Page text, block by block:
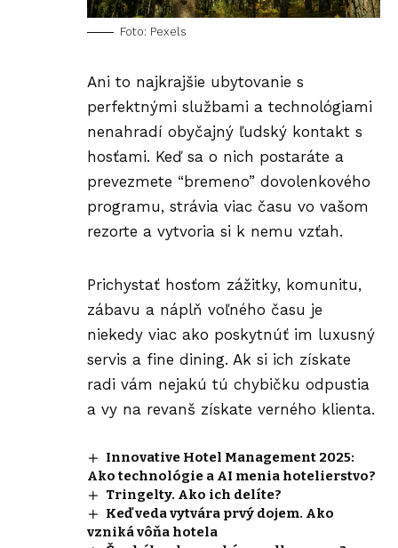
Foto: Pexels
Ani to najkrajšie ubytovanie s
perfektnými službami a technológiami
nenahradí obyčajný ľudský kontakt s
hosťami. Keď sa o nich postaráte a
prevezmete “bremeno” dovolenkového
programu, strávia viac času vo vašom
rezorte a vytvoria si k nemu vzťah.
Prichystať hosťom zážitky, komunitu,
zábavu a náplň voľného času je
niekedy viac ako poskytnúť im luxusný
servis a fine dining. Ak si ich získate
radi vám nejakú tú chybičku odpustia
a vy na revanš získate verného klienta.
Innovative Hotel Management 2025:
Ako technológie a AI menia hotelierstvo?
Tringelty. Ako ich delíte?
Keď veda vytvára prvý dojem. Ako
vzniká vôňa hotela